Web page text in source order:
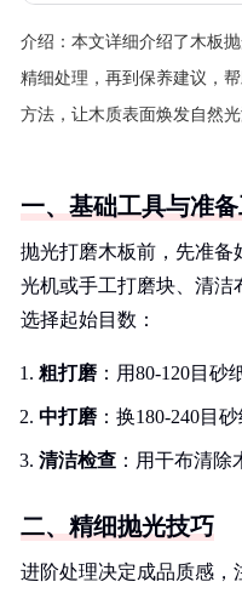
介绍： 本文详细介绍了木板
精细处理，再到保养建议，
方法，让木质表面焕发自然光
一、基础工具与准
抛光打磨木板前，先准备
光机或手工打磨块、清洁
选择起始目数：
粗打磨 ：用80-120目
中打磨 ：换180-240目
清洁检查 ：用干布清
二、精细抛光技巧
进阶处理决定成品质感，